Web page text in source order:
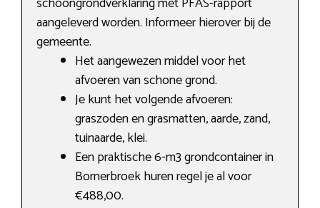
aangeleverd worden. Informeer hierover bij de
gemeente.
Het aangewezen middel voor het
afvoeren van schone grond.
Je kunt het volgende afvoeren:
graszoden en grasmatten, aarde, zand,
tuinaarde, klei.
Een praktische 6-m3 grondcontainer in
Bornerbroek huren regel je al voor
€488,00.